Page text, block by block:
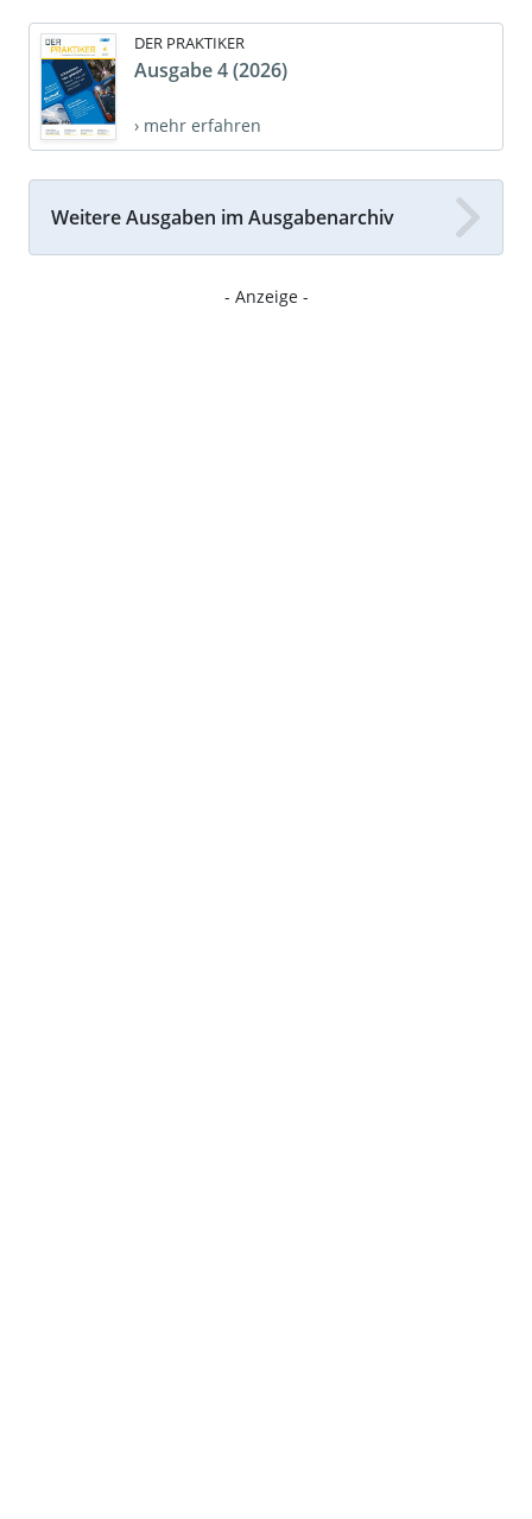
DER PRAKTIKER
Ausgabe 4 (2026)
› mehr erfahren
Weitere Ausgaben im Ausgabenarchiv
- Anzeige -